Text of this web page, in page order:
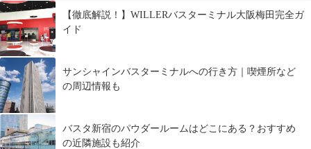
【徹底解説！】WILLERバスターミナル大阪梅田完全ガ
イド
サンシャインバスターミナルへの行き方｜喫煙所など
の周辺情報も
バスタ新宿のパウダールームはどこにある？おすすめ
の近隣施設も紹介